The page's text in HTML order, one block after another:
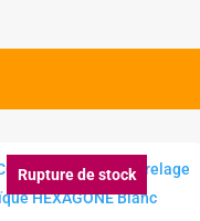
Rupture de stock